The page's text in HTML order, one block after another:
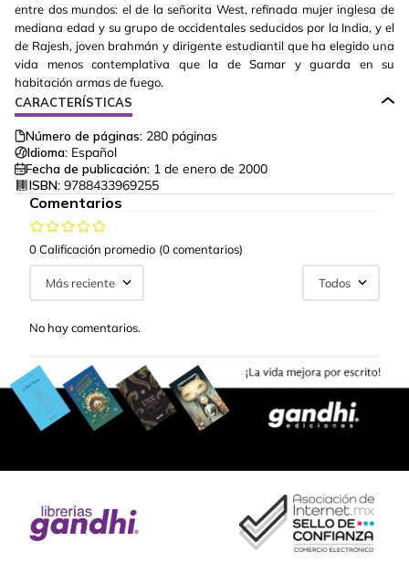
entre dos mundos: el de la señorita West, refinada mujer inglesa de
mediana edad y su grupo de occidentales seducidos por la India, y el
de Rajesh, joven brahmán y dirigente estudiantil que ha elegido una
vida menos contemplativa que la de Samar y guarda en su
habitación armas de fuego.
CARACTERÍSTICAS
Número de páginas: 280 páginas
Idioma: Español
Fecha de publicación: 1 de enero de 2000
ISBN: 9788433969255
Comentarios
0 Calificación promedio (0 comentarios)
Más reciente Todos
No hay comentarios.